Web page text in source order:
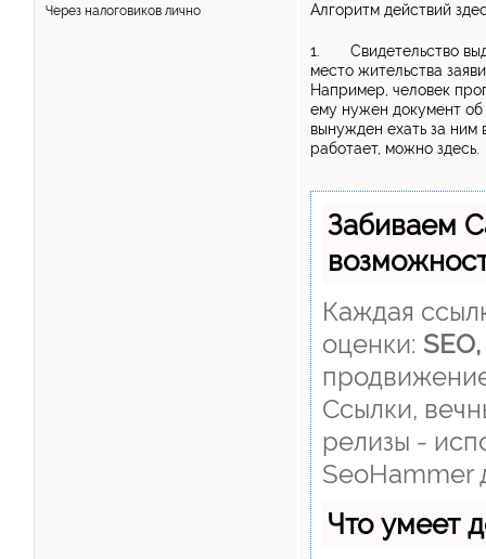
Через налоговиков лично Алгоритм действий
1. Свидетельство
место жительства
Например, человек
ему нужен документ об
вынужден ехать за ним
работает, можно здесь.
Забиваем
Каждая
оценки:
Ссылки,
релизы -
SeoHammer
Что умеет